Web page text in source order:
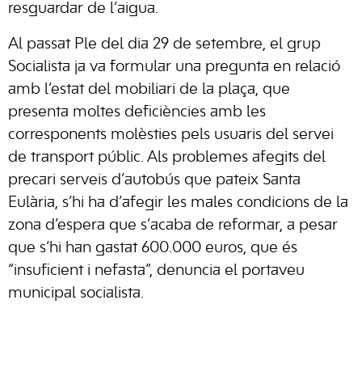
resguardar de l’aigua.
Al passat Ple del dia 29 de setembre, el grup
Socialista ja va formular una pregunta en relació
amb l’estat del mobiliari de la plaça, que
presenta moltes deficiències amb les
corresponents molèsties pels usuaris del servei
de transport públic. Als problemes afegits del
precari serveis d’autobús que pateix Santa
Eulària, s’hi ha d’afegir les males condicions de la
zona d’espera que s’acaba de reformar, a pesar
que s’hi han gastat 600.000 euros, que és
“insuficient i nefasta”, denuncia el portaveu
municipal socialista.